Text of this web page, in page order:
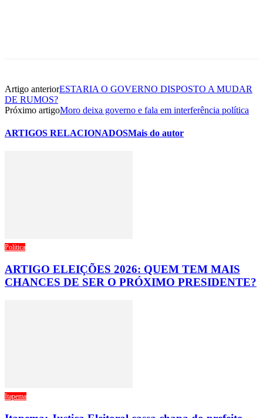
Artigo anteriorESTARIA O GOVERNO DISPOSTO A MUDAR
DE RUMOS?
Próximo artigoMoro deixa governo e fala em interferência política
ARTIGOS RELACIONADOSMais do autor
Política
ARTIGO ELEIÇÕES 2026: QUEM TEM MAIS
CHANCES DE SER O PRÓXIMO PRESIDENTE?
Itapema